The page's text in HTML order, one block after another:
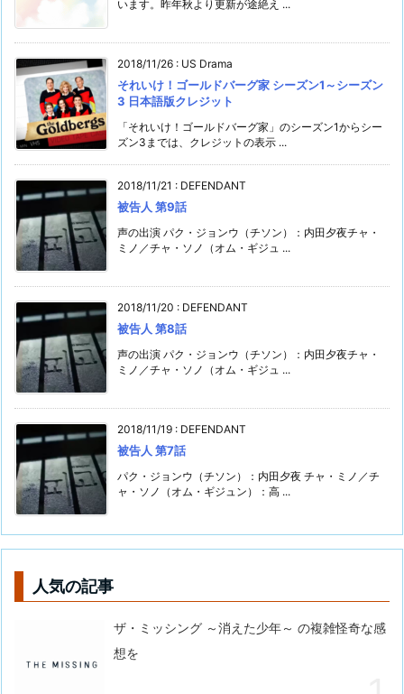
います。昨年秋より更新が途絶え ...
2018/11/26 : US Drama
それいけ！ゴールドバーグ家 シーズン1～シーズン
3 日本語版クレジット
「それいけ！ゴールドバーグ家」のシーズン1からシー
ズン3までは、クレジットの表示 ...
2018/11/21 : DEFENDANT
被告人 第9話
声の出演 パク・ジョンウ（チソン）：内田夕夜チャ・
ミノ／チャ・ソノ（オム・ギジュ ...
2018/11/20 : DEFENDANT
被告人 第8話
声の出演 パク・ジョンウ（チソン）：内田夕夜チャ・
ミノ／チャ・ソノ（オム・ギジュ ...
2018/11/19 : DEFENDANT
被告人 第7話
パク・ジョンウ（チソン）：内田夕夜 チャ・ミノ／チ
ャ・ソノ（オム・ギジュン）：高 ...
人気の記事
ザ・ミッシング ～消えた少年～ の複雑怪奇な感
想を